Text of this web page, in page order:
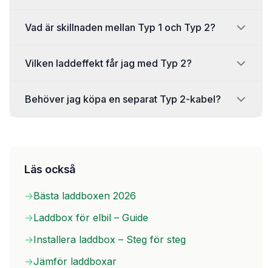
Vad är skillnaden mellan Typ 1 och Typ 2?
Vilken laddeffekt får jag med Typ 2?
Behöver jag köpa en separat Typ 2-kabel?
Läs också
→Bästa laddboxen 2026
→Laddbox för elbil – Guide
→Installera laddbox – Steg för steg
→Jämför laddboxar